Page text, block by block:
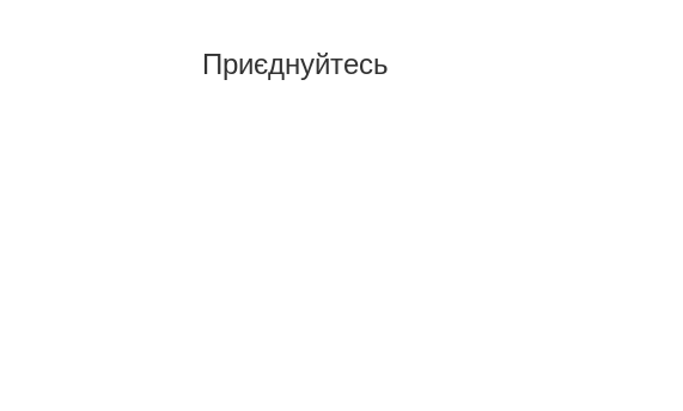
Приєднуйтесь